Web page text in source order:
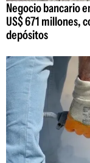
Negocio bancario
US$ 671 millones,
depósitos